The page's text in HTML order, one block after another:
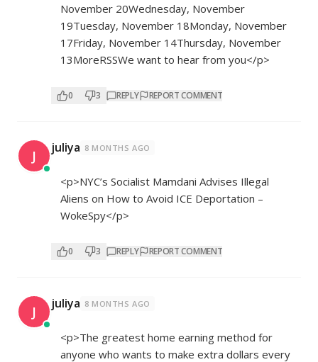
November 20Wednesday, November
19Tuesday, November 18Monday, November
17Friday, November 14Thursday, November
13MoreRSSWe want to hear from you</p>
0 3 REPLY REPORT COMMENT
J juliya 8 MONTHS AGO
<p>NYC’s Socialist Mamdani Advises Illegal
Aliens on How to Avoid ICE Deportation –
WokeSpy</p>
0 3 REPLY REPORT COMMENT
J juliya 8 MONTHS AGO
<p>The greatest home earning method for
anyone who wants to make extra dollars every